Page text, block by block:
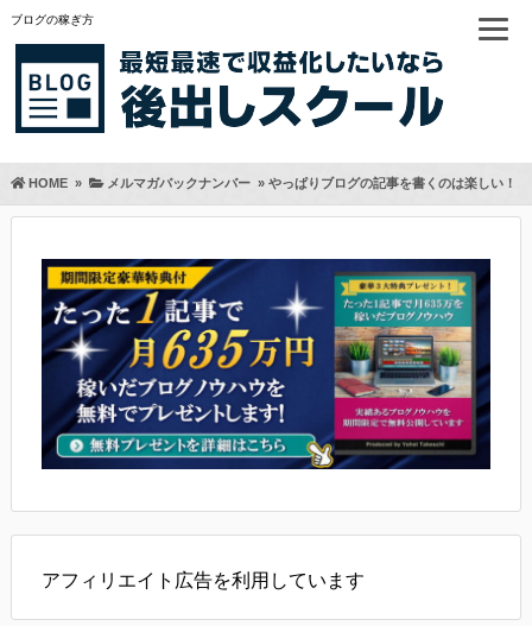
ブログの稼ぎ方
HOME» メルマガバックナンバー» やっぱりブログの記事を書くのは楽しい！
アフィリエイト広告を利用しています